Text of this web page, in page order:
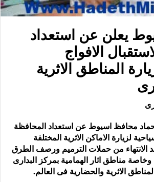
يعلن عن استعداد
الافواج
المناطق الاثرية
حماد محافظ اسيوط عن استعداد المحافظة
لزيارة الاماكن الاثرية المختلفة
الانتهاء من حملات الترميم ورصف الطرق
وخاصة مناطق اثار الهمامية بمركز البدارى
الاثرية والحضارية فى العالم.